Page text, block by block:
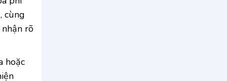
cùng
rõ
hoặc